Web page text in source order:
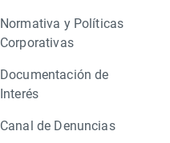
Normativa y Políticas
Corporativas
Documentación de
Interés
Canal de Denuncias